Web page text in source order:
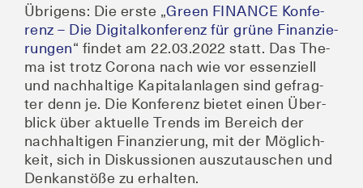
Übri­gens: Die ers­te „Green FINANCE Kon­fe­
renz – Die Digi­tal­kon­fe­renz für grü­ne Finan­zie­
run­gen“ fin­det am 22.03.2022 statt. Das The­
ma ist trotz Coro­na nach wie vor essen­zi­ell
und nach­hal­ti­ge Kapi­tal­an­la­gen sind gefrag­
ter denn je. Die Kon­fe­renz bie­tet einen Über­
blick über aktu­el­le Trends im Bereich der
nach­hal­ti­gen Finan­zie­rung, mit der Mög­lich­
keit, sich in Dis­kus­sio­nen aus­zu­tau­schen und
Denk­an­stö­ße zu erhalten.